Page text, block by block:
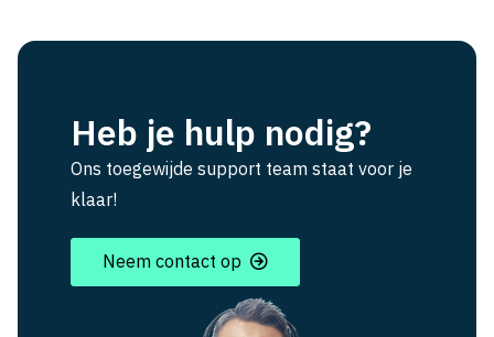
Heb je hulp nodig?
Ons toegewijde support team staat voor je
klaar!
Neem contact op